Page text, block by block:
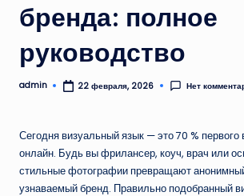
бренда: полное
руководство
Запись
admin 22 февраля, 2026 Нет
Сегодня визуальный язык — это 70 % первого
онлайн. Будь вы фрилансер, коуч, врач или
стильные фотографии превращают
узнаваемый бренд. Правильно подобранный